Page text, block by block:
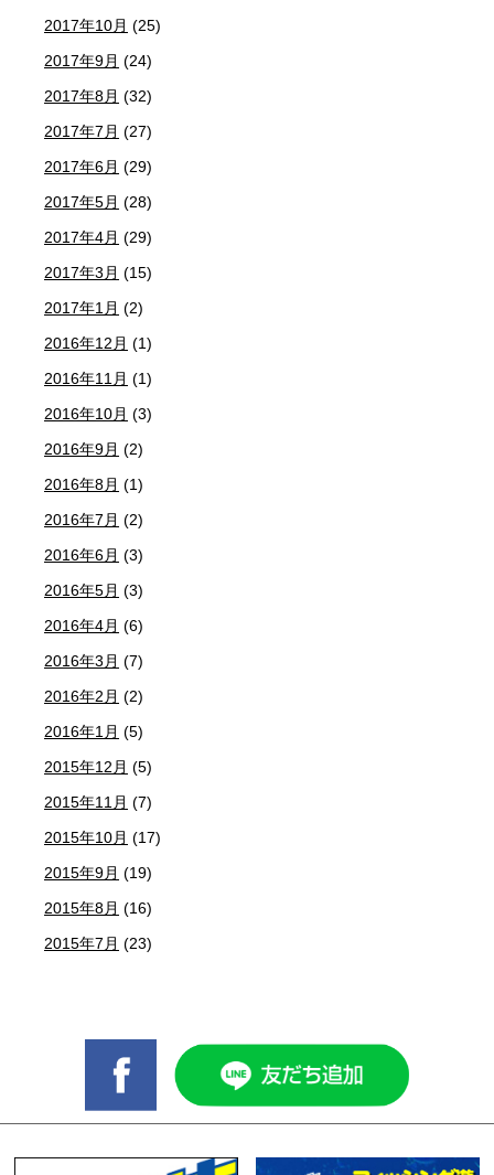
2017年10月 (25)
2017年9月 (24)
2017年8月 (32)
2017年7月 (27)
2017年6月 (29)
2017年5月 (28)
2017年4月 (29)
2017年3月 (15)
2017年1月 (2)
2016年12月 (1)
2016年11月 (1)
2016年10月 (3)
2016年9月 (2)
2016年8月 (1)
2016年7月 (2)
2016年6月 (3)
2016年5月 (3)
2016年4月 (6)
2016年3月 (7)
2016年2月 (2)
2016年1月 (5)
2015年12月 (5)
2015年11月 (7)
2015年10月 (17)
2015年9月 (19)
2015年8月 (16)
2015年7月 (23)